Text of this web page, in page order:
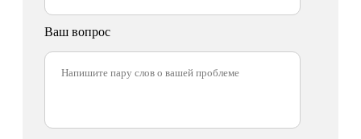
Ваш вопрос